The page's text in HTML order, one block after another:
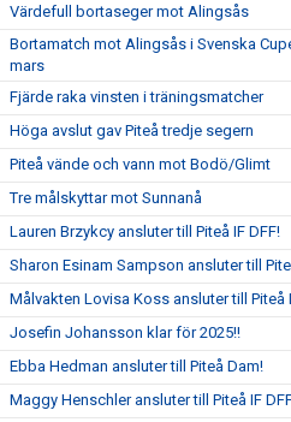
Värdefull bortaseger mot Alingsås
Bortamatch mot Alingsås i Svenska
mars
Fjärde raka vinsten i träningsmatcher
Höga avslut gav Piteå tredje segern
Piteå vände och vann mot Bodö/Glimt
Tre målskyttar mot Sunnanå
Lauren Brzykcy ansluter till Piteå IF DFF!
Sharon Esinam Sampson ansluter till
Målvakten Lovisa Koss ansluter till Piteå
Josefin Johansson klar för 2025!!
Ebba Hedman ansluter till Piteå Dam!
Maggy Henschler ansluter till Piteå IF